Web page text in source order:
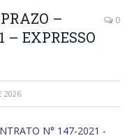
–
– EXPRESSO
0
2026
N° 147-2021 -